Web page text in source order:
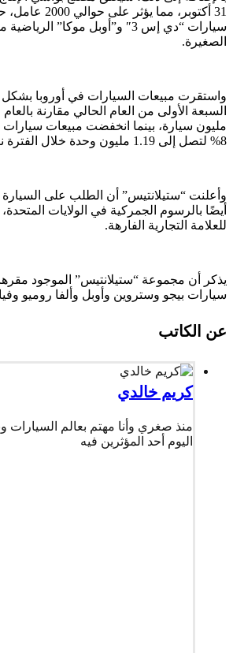
31 أكتوبر، مما
سيارات “دي إس 3″ و”أوبل موكا”
الصغيرة.
واستقرت مبيعات السيارات في أوروبا بشكل
مليون سيارة، بينما انخفضت مبيعات سيارات
8% لتصل إلى 1.19 مليون وحدة خلال الفترة نفسها.
وأعلنت “ستيلانتيس” أن الطلب على السيارة
أيضًا بالرسوم الجمركية في الولايات
للعلامة التجارية الفارهة.
يذكر أن مجموعة “ستيلانتيس” الموجود
سيارات بيجو وستروين وأوبل وألفا روميو
عن الكاتب
كريم خالدي
منذ صغري وأنا مهتم بعالم
اليوم أحد المؤثرين فيه